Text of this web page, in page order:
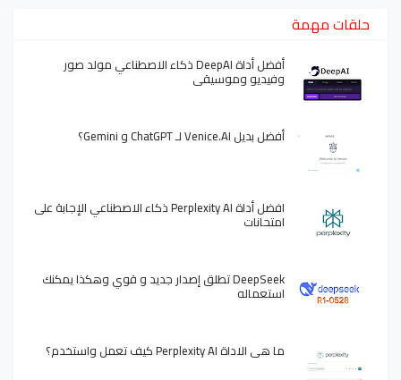
حلقات مهمة
أفضل أداة DeepAI ذكاء الاصطناعي مولد صور
وفيديو وموسيقى
أفضل بديل Venice.AI لـ ChatGPT و Gemini؟
افضل أداة Perplexity AI ذكاء الاصطناعي الإجابة على
امتحانات
DeepSeek تطلق إصدار جديد و قوي وهكذا يمكنك
استعماله
ما هي الاداة Perplexity AI كيف تعمل واستخدم؟